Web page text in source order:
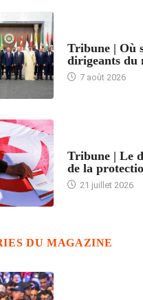
Tribune | Où
dirigeants du
7 août 2026
Tribune | Le
de la
21 juillet 2026
DU MAGAZINE